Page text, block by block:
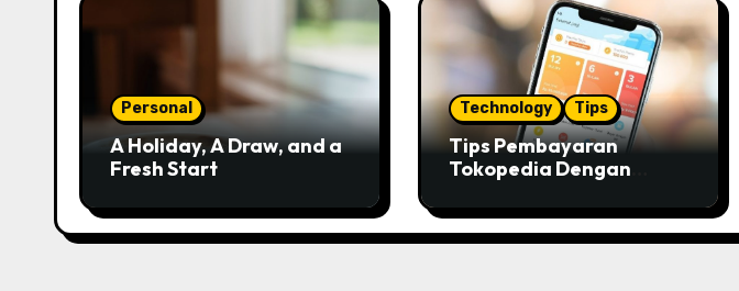
Personal
A Holiday, A Draw, and a
Fresh Start
Technology Tips
Tips Pembayaran
Tokopedia Dengan